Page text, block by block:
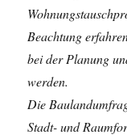
Beachtung
bei der Planung
werden.
Die
Stadt- und